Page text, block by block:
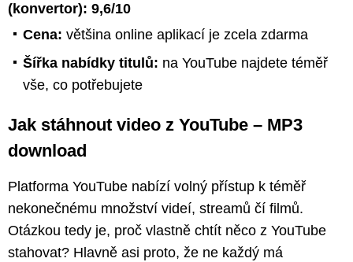
(konvertor): 9,6/10
Cena: většina online aplikací je zcela zdarma
Šířka nabídky titulů: na YouTube najdete téměř
vše, co potřebujete
Jak stáhnout video z YouTube – MP3
download
Platforma YouTube nabízí volný přístup k téměř
nekonečnému množství videí, streamů čí filmů.
Otázkou tedy je, proč vlastně chtít něco z YouTube
stahovat? Hlavně asi proto, že ne každý má